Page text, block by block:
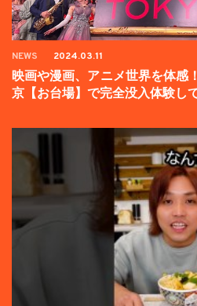
NEWS 2024.03.11
映画や漫画、アニメ世界を体感
京【お台場】で完全没入体験し